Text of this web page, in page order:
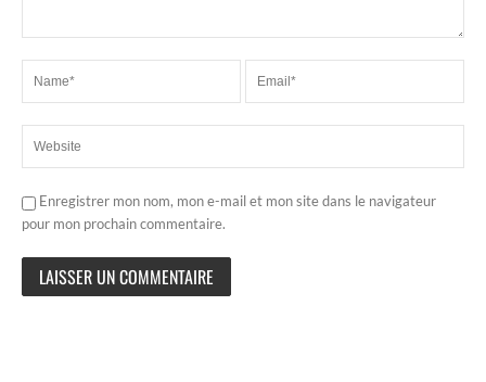
Enregistrer mon nom, mon e-mail et mon site dans le navigateur
pour mon prochain commentaire.